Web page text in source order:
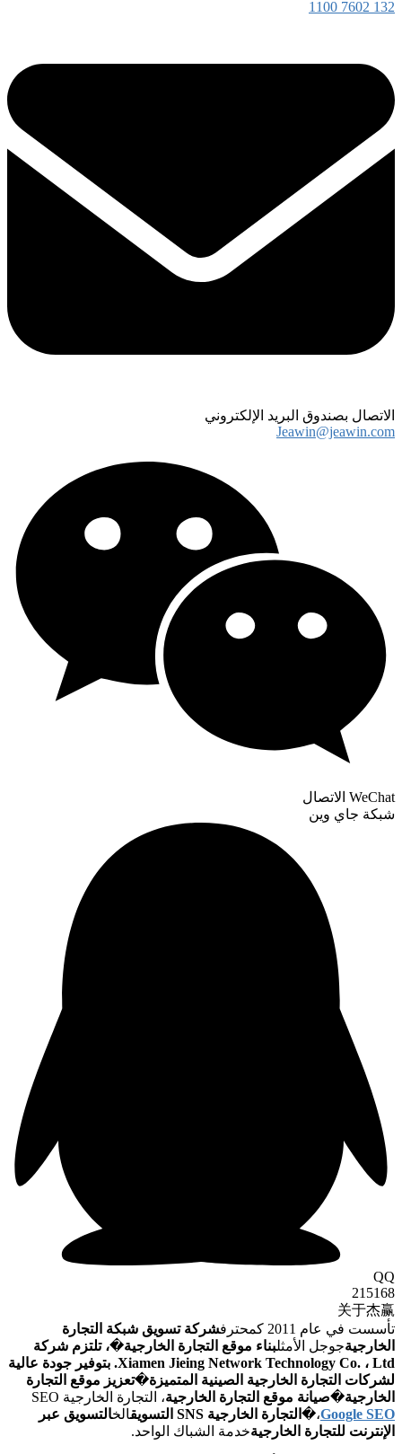
التجارة
�، تلتزم شركة
Xiamen Jieing Network Technology Co. ، Ltd. بتوفير جودة عالية
تعزيز موقع التجارة
، التجارة الخارجية SEO
الخالتسويق عبر